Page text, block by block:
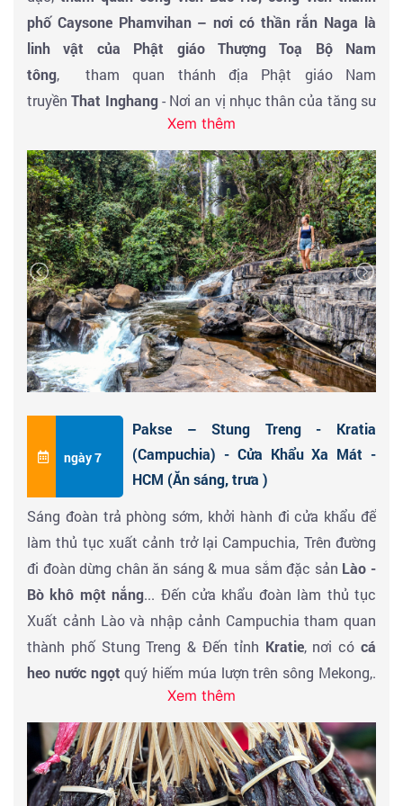
phố Caysone Phamvihan – nơi có thần rắn Naga là
linh vật của Phật giáo Thượng Toạ Bộ Nam
tông, tham quan thánh địa Phật giáo Nam
truyềnThat Inghang- Nơi an vị nhục thân của tăng sư
nổi tiếng vào thế giới XVI .
Khởi hành về Pakse - đến khu du lịch sinh thái Tad
Nhương thưởng thức các món ăn mang đậm văn hoá
ẩm thực người dân Nam Lào và sau đó đoàn đi tham
quan khu du lịch văn hoá sinh tháiThác Nhương (Tad
Yuang)có vẻ đẹp đặc sắc nhất của xứhạ nguồn sông
Mekong, tìm hiểu văn hoá đời sống người dân tộc
thiểu số xứ Hạ Lào. Tham quan khu du lịch sinh
tháiThác Fancó vẻ đẹp độc đáo và được ví như mái
tóc người con gái Nam Lào, nơi có thể khám phá cao
nguyên với những trò chơi wire line, leo núi,
… đoàn dùng cơm trưa tại đặc sản Lào trong KDL.
Về trung tâm Pakse ăn tối và nhận phòng khách sạn
nghỉ ngơi, nghỉ đêm tự do khám pháPakse.
Xem thêm
ngày 7
Pakse – Stung Treng - Kratia
(Campuchia) - Cửa Khẩu Xa Mát -
HCM (Ăn sáng, trưa )
Sáng đoàn trả phòng sớm, khởi hành đi cửa khẩu để
làm thủ tục xuất cảnh trở lại Campuchia, Trên đường
đi đoàn dừng chân ăn sáng & mua sắm đặc sản Lào -
Bò khô một nắng... Đến cửa khẩu đoàn làm thủ tục
Xuất cảnh Lào và nhập cảnh Campuchia tham quan
thành phố Stung Treng & Đến tỉnh Kratie, nơi có cá
heo nước ngọt quý hiếm múa lượn trên sông Mekong,.
… Dùng cơm trưa tại nhà hàng.
Sau bữa trưa đoàn nghỉ ngơi trên xe khởi hành đến
cửa khẩu Xa Mát làm thủ tục nhập cảnh về Việt nam,
tiếp tục hành trình về TP. Hồ Chí Minh. Kết thúc
Xem thêm